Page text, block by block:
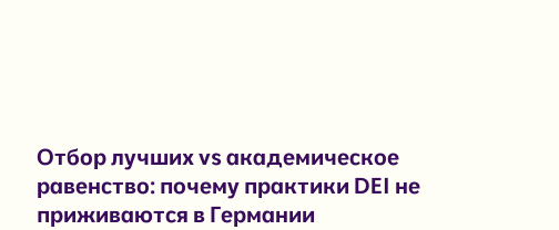
Отбор лучших vs академическое
равенство: почему практики DEI не
приживаются в Германии